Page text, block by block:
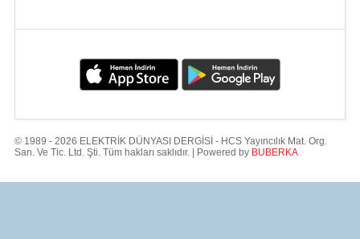
© 1989 - 2026 ELEKTRİK DÜNYASI DERGİSİ - HCS Yayıncılık Mat. Org.
San. Ve Tic. Ltd. Şti. Tüm hakları saklıdır. | Powered by BUBERKA